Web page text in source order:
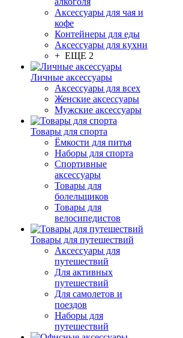
Аксессуары для чая и
кофе
Контейнеры для еды
Аксессуары для кухни
+ ЕЩЕ 2
Личные аксессуары
Аксессуары для всех
Женские аксессуары
Мужские аксессуары
Товары для спорта
Ёмкости для питья
Наборы для спорта
Спортивные
аксессуары
Товары для
болельщиков
Товары для
велосипедистов
Товары для путешествий
Аксессуары для
путешествий
Для активных
путешествий
Для самолетов и
поездов
Наборы для
путешествий